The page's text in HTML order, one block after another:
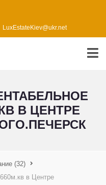
LuxEstateKiev@ukr.net
В ЦЕНТРЕ
(32)
в Центре